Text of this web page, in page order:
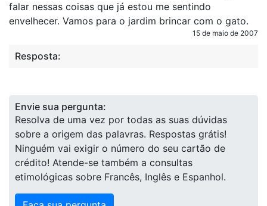
falar nessas coisas que já estou me sentindo
envelhecer. Vamos para o jardim brincar com o gato.
15 de maio de 2007
Resposta:
Envie sua pergunta:
Resolva de uma vez por todas as suas dúvidas
sobre a origem das palavras. Respostas grátis!
Ninguém vai exigir o número do seu cartão de
crédito! Atende-se também a consultas
etimológicas sobre Francês, Inglês e Espanhol.